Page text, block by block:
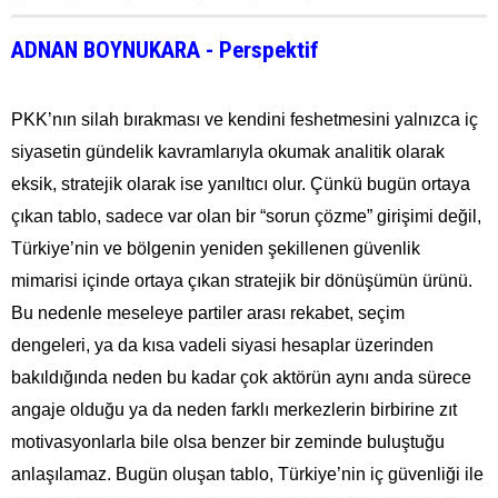
ADNAN BOYNUKARA - Perspektif
PKK’nın silah bırakması ve kendini feshetmesini yalnızca iç
siyasetin gündelik kavramlarıyla okumak analitik olarak
eksik, stratejik olarak ise yanıltıcı olur. Çünkü bugün ortaya
çıkan tablo, sadece var olan bir “sorun çözme” girişimi değil,
Türkiye’nin ve bölgenin yeniden şekillenen güvenlik
mimarisi içinde ortaya çıkan stratejik bir dönüşümün ürünü.
Bu nedenle meseleye partiler arası rekabet, seçim
dengeleri, ya da kısa vadeli siyasi hesaplar üzerinden
bakıldığında neden bu kadar çok aktörün aynı anda sürece
angaje olduğu ya da neden farklı merkezlerin birbirine zıt
motivasyonlarla bile olsa benzer bir zeminde buluştuğu
anlaşılamaz. Bugün oluşan tablo, Türkiye’nin iç güvenliği ile